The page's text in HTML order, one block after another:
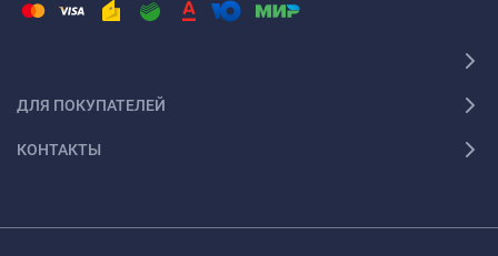
ДЛЯ ПОКУПАТЕЛЕЙ
КОНТАКТЫ